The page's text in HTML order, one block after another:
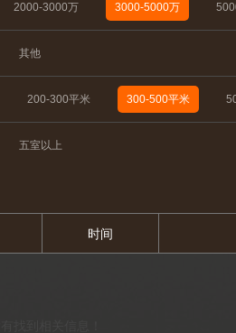
2000-3000万 3000-5000万
其他
200-300平米 300-500平米
五室以上
时间